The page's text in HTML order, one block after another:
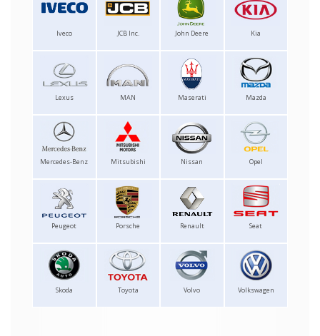
Iveco JCB Inc. John Deere Kia
Lexus MAN Maserati Mazda
Mercedes-Benz Mitsubishi Nissan Opel
Peugeot Porsche Renault Seat
Skoda Toyota Volvo Volkswagen